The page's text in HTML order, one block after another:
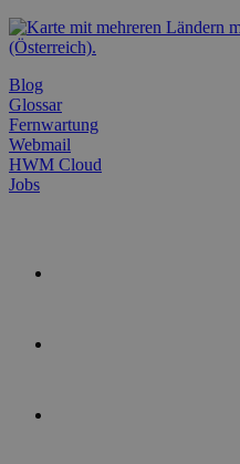
Blog
Glossar
Fernwartung
Webmail
HWM Cloud
Jobs